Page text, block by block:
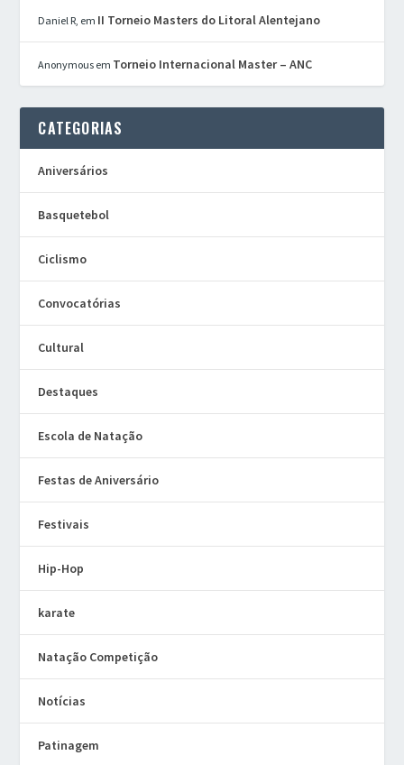
Daniel R, em II Torneio Masters do Litoral Alentejano
Anonymous em Torneio Internacional Master – ANC
CATEGORIAS
Aniversários
Basquetebol
Ciclismo
Convocatórias
Cultural
Destaques
Escola de Natação
Festas de Aniversário
Festivais
Hip-Hop
karate
Natação Competição
Notícias
Patinagem